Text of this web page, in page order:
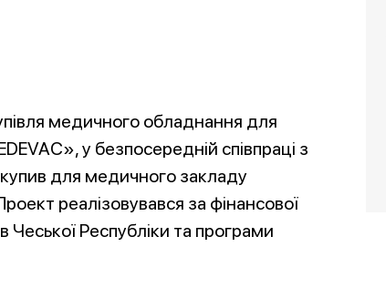
медичного обладнання для
у безпосередній співпраці з
для медичного закладу
реалізовувався за фінансової
Чеської Республіки та програми